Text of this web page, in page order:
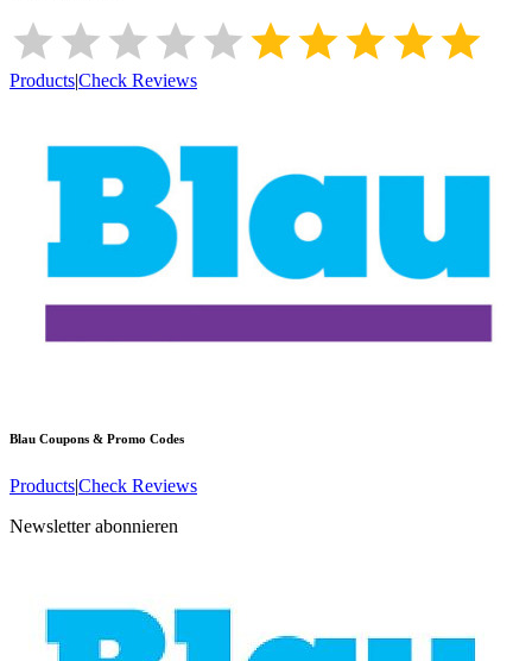
Products|Check Reviews
Blau Coupons & Promo Codes
Products|Check Reviews
Newsletter abonnieren